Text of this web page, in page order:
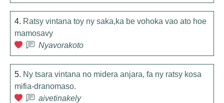
4. Ratsy vintana toy ny saka,ka be vohoka vao ato hoe
mamosavy
Nyavorakoto
5. Ny tsara vintana no midera anjara, fa ny ratsy kosa
mifia-dranomaso.
aivetinakely